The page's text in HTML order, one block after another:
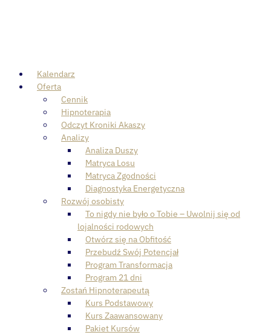
Kalendarz
Oferta
Cennik
Hipnoterapia
Odczyt Kroniki Akaszy
Analizy
Analiza Duszy
Matryca Losu
Matryca Zgodności
Diagnostyka Energetyczna
Rozwój osobisty
To nigdy nie było o Tobie – Uwolnij się od
lojalności rodowych
Otwórz się na Obfitość
Przebudź Swój Potencjał
Program Transformacja
Program 21 dni
Zostań Hipnoterapeutą
Kurs Podstawowy
Kurs Zaawansowany
Pakiet Kursów